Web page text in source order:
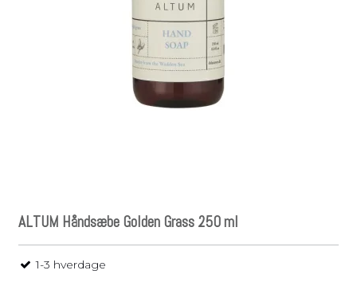
ALTUM Håndsæbe Golden Grass 250 ml
1-3 hverdage